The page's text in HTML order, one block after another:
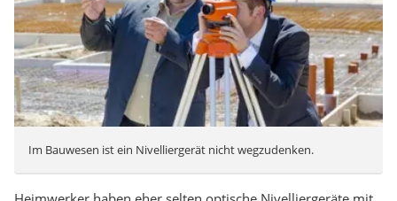
Im Bauwesen ist ein Nivelliergerät nicht wegzudenken.